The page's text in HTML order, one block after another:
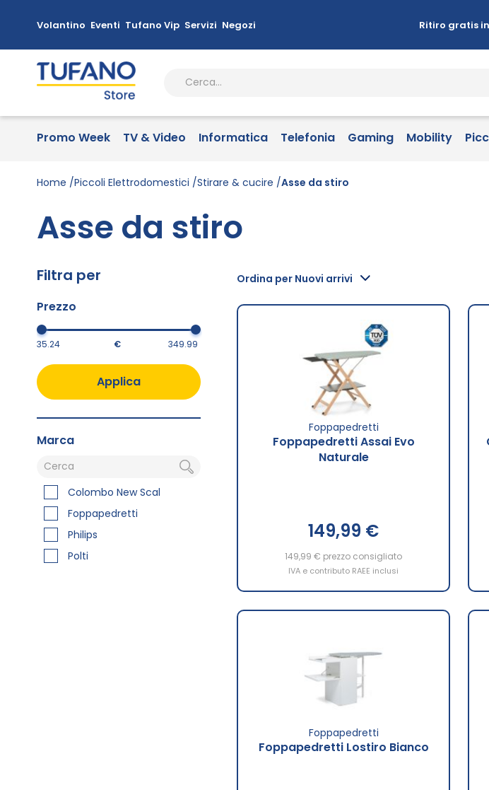
Volantino Eventi Tufano Vip Servizi Negozi Ritiro gratis
Promo Week TV & Video Informatica Telefonia Gaming Mobility
Home Piccoli Elettrodomestici Stirare & cucire Asse da stiro
Asse da stiro
Ordina per Nuovi arrivi
Foppapedretti
Foppapedretti Assai Evo
Naturale
149,99 €
149,99 € prezzo consigliato
IVA e contributo RAEE inclusi
Foppapedretti
Foppapedretti Lostiro Bianco
Filtra per
Prezzo
€
Applica
Marca
Colombo New Scal
Foppapedretti
Philips
Polti